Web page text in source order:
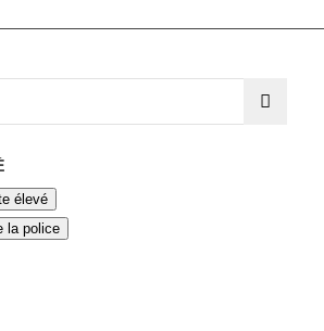
élevé
la police